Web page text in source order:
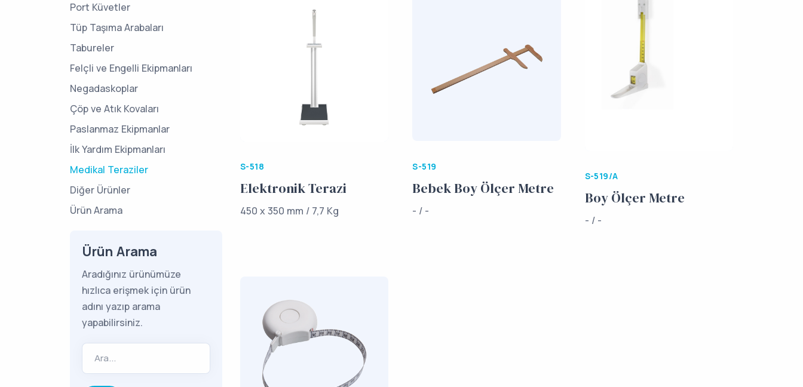
S-518
Elektronik Terazi
450 x 350 mm / 7,7 Kg
S-519
Bebek Boy Ölçer Metre
- / -
S-519/A
Boy Ölçer Metre
- / -
Port Küvetler
Tüp Taşıma Arabaları
Tabureler
Felçli ve Engelli Ekipmanları
Negadaskoplar
Çöp ve Atık Kovaları
Paslanmaz Ekipmanlar
İlk Yardım Ekipmanları
Medikal Teraziler
Diğer Ürünler
Ürün Arama
Ürün Arama
Aradığınız ürünümüze
hızlıca erişmek için ürün
adını yazıp arama
yapabilirsiniz.
Ara...